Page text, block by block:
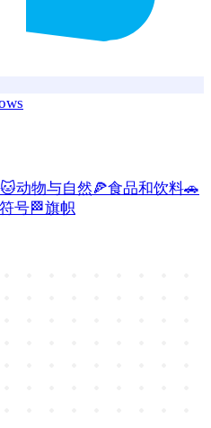
🐱动物与自然🍕食品和饮料🚗
符号🏁旗帜